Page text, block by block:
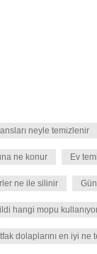
neyle temizlenir
ne konur Ev
ne ile silinir
hangi mopu
dolaplarını en iyi ne